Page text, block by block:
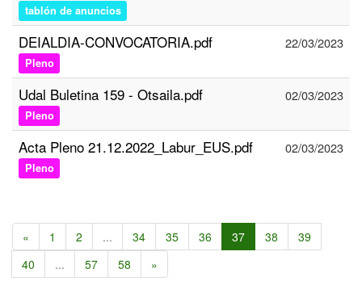
tablón de anuncios
DEIALDIA-CONVOCATORIA.pdf
Pleno
22/03/2023
Udal Buletina 159 - Otsaila.pdf
Pleno
02/03/2023
Acta Pleno 21.12.2022_Labur_EUS.pdf
Pleno
02/03/2023
« 1 2 ... 34 35 36 37 38
39
40
... 57 58 »